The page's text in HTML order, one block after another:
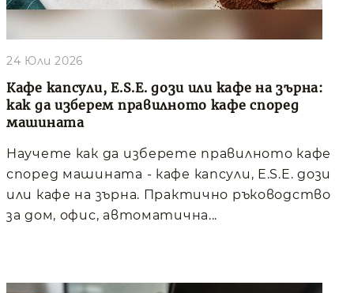
Кафе капсули, E.S.E. дози или кафе на зърна:
как да изберем правилното кафе според
машината
24 Юли 2026
Научете как да изберете правилното кафе
според машината - кафе капсули, E.S.E. дози
или кафе на зърна. Практично ръководство
за дом, офис, автоматична...